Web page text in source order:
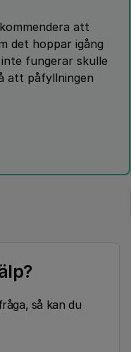
att
det hoppar igång
fungerar skulle
att påfyllningen
så kan du